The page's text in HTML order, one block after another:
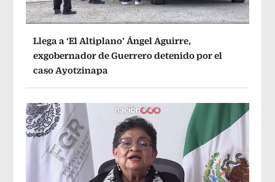
Llega a ‘El Altiplano’ Ángel Aguirre,
exgobernador de Guerrero detenido por el
caso Ayotzinapa